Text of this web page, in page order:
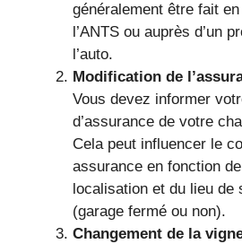
généralement être fait
l’ANTS ou auprès d’un
l’auto.
Modification de
Vous devez informer
d’assurance de votre
Cela peut influencer le
assurance en fonction
localisation et du lieu de
(garage fermé ou non).
Changement de la